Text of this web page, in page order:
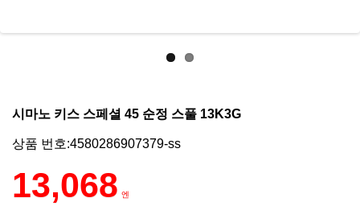
시마노 키스 스페셜 45 순정 스풀 13K3G
상품 번호:4580286907379-ss
13,068 엔